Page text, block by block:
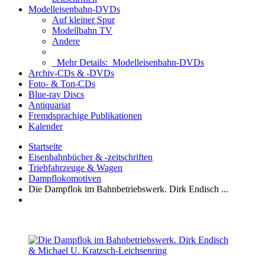
Modelleisenbahn-DVDs
Auf kleiner Spur
Modellbahn TV
Andere
Mehr Details: Modelleisenbahn-DVDs
Archiv-CDs & -DVDs
Foto- & Ton-CDs
Blue-ray Discs
Antiquariat
Fremdsprachige Publikationen
Kalender
Startseite
Eisenbahnbücher & -zeitschriften
Triebfahrzeuge & Wagen
Dampflokomotiven
Die Dampflok im Bahnbetriebswerk. Dirk Endisch ...